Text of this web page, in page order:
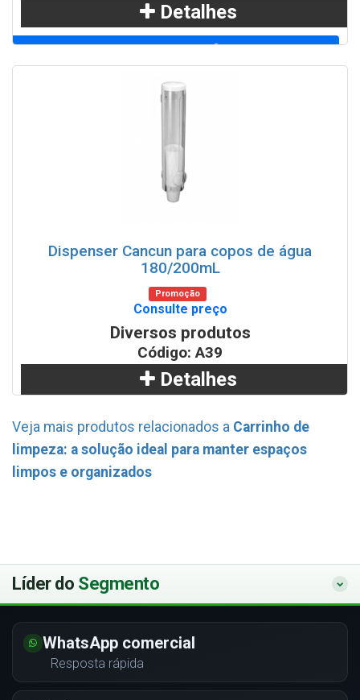
Detalhes
WhatsApp
Dispenser Cancun para copos de água
180/200mL
Promoção
Consulte preço
Diversos produtos
Código: A39
Detalhes
Adicionar
Veja mais produtos relacionados a Carrinho de
limpeza: a solução ideal para manter espaços
limpos e organizados
Líder do Segmento
WhatsApp comercial
Resposta rápida